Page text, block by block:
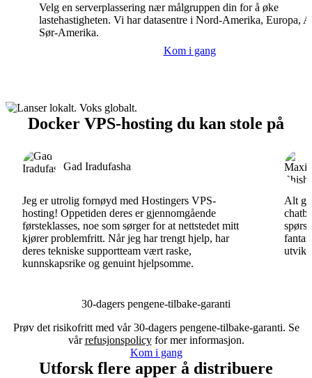
Velg en serverplassering nær målgruppen din for å øke
lastehastigheten. Vi har datasentre i Nord-Amerika, Europa,
Sør-Amerika.
Kom i gang
Docker VPS-hosting du kan stole på
Gad Iradufasha
Jeg er utrolig fornøyd med Hostingers VPS-
hosting! Oppetiden deres er gjennomgående
førsteklasses, noe som sørger for at nettstedet mitt
kjører problemfritt. Når jeg har trengt hjelp, har
deres tekniske supportteam vært raske,
kunnskapsrike og genuint hjelpsomme.
Alt
30-dagers pengene-tilbake-garanti
Prøv det risikofritt med vår 30-dagers pengene-tilbake-garanti. Se
vårrefusjonspolicyfor mer informasjon.
Kom i gang
Utforsk flere apper å distribuere